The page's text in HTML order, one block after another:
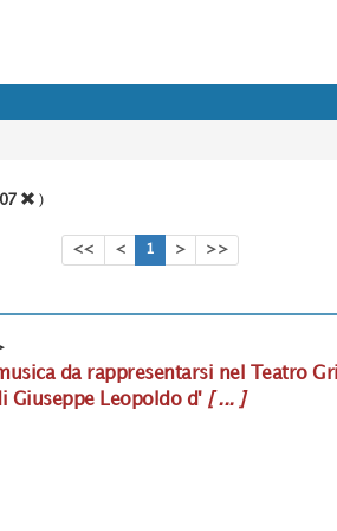
)
<< < 1 > >>
da rappresentarsi nel Teatro
Giuseppe Leopoldo d' [ ... ]